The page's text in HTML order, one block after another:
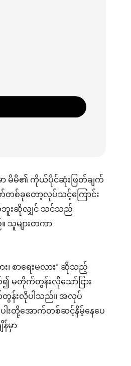
ာ မိမိ၏ ကိုယ်ပိုင်ဆုံးဖြတ်ချက်
တစ်ခုတော့လုပ်သင့်ကြောင်း
ဘူးဆိုလျှင် သင်သည်
သူများတကာ
စာရေးမလား” ဆိုသည့်
မတိုက်တွန်းလိုသော်ငြား
န်းလိုပါသည်။ အလုပ်
းတို့အောက်တစ်ဆင့်နိမ့်နေပေ
မှာ